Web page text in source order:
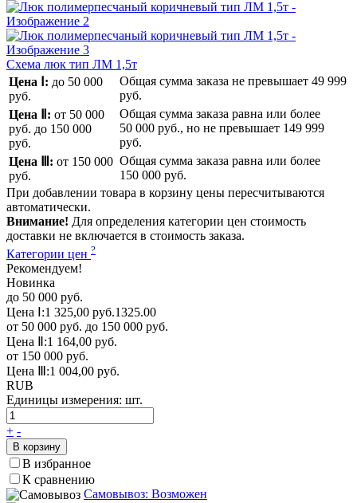
Схема люк тип ЛМ 1,5т
Цена Ⅰ: до 50 000
руб.
Общая сумма заказа не превышает 49 999
руб.
Цена Ⅱ: от 50 000
руб. до 150 000
руб.
Общая сумма заказа равна или более
50 000 руб., но не превышает 149 999
руб.
Цена Ⅲ: от 150 000
руб.
Общая сумма заказа равна или более
150 000 руб.
При добавлении товара в корзину цены пересчитываются
автоматически.
Внимание! Для определения категории цен стоимость
доставки не включается в стоимость заказа.
Категории цен ?
Рекомендуем!
Новинка
до 50 000 руб.
Цена Ⅰ:1 325,00 руб.1325.00
от 50 000 руб. до 150 000 руб.
Цена Ⅱ:1 164,00 руб.
от 150 000 руб.
Цена Ⅲ:1 004,00 руб.
RUB
Единицы измерения: шт.
+ -
В корзину
В избранное
К сравнению
Самовывоз: Возможен